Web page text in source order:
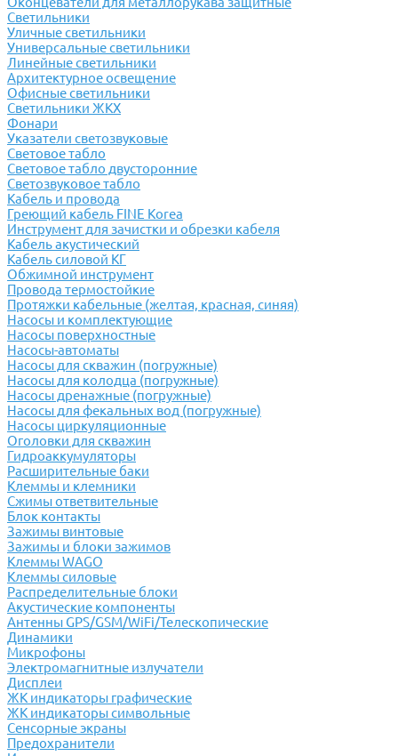
Светильники
Уличные светильники
Универсальные светильники
Линейные светильники
Архитектурное освещение
Офисные светильники
Светильники ЖКХ
Фонари
Указатели светозвуковые
Световое табло
Световое табло двусторонние
Светозвуковое табло
Кабель и провода
Греющий кабель FINE Korea
Инструмент для зачистки и обрезки кабеля
Кабель акустический
Кабель силовой КГ
Обжимной инструмент
Провода термостойкие
Протяжки кабельные (желтая, красная, синяя)
Насосы и комплектующие
Насосы поверхностные
Насосы-автоматы
Насосы для скважин (погружные)
Насосы для колодца (погружные)
Насосы дренажные (погружные)
Насосы для фекальных вод (погружные)
Насосы циркуляционные
Оголовки для скважин
Гидроаккумуляторы
Расширительные баки
Клеммы и клемники
Cжимы ответвительные
Блок контакты
Зажимы винтовые
Зажимы и блоки зажимов
Клеммы WAGO
Клеммы силовые
Распределительные блоки
Акустические компоненты
Антенны GPS/GSM/WiFi/Телескопические
Динамики
Микрофоны
Электромагнитные излучатели
Дисплеи
ЖК индикаторы графические
ЖК индикаторы символьные
Сенсорные экраны
Предохранители